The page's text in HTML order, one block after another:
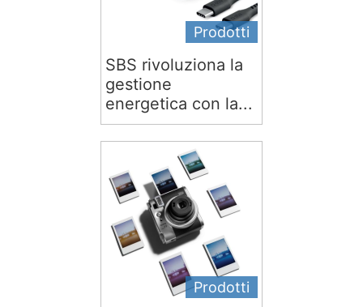
Prodotti
SBS rivoluziona la
gestione
energetica con la...
Prodotti